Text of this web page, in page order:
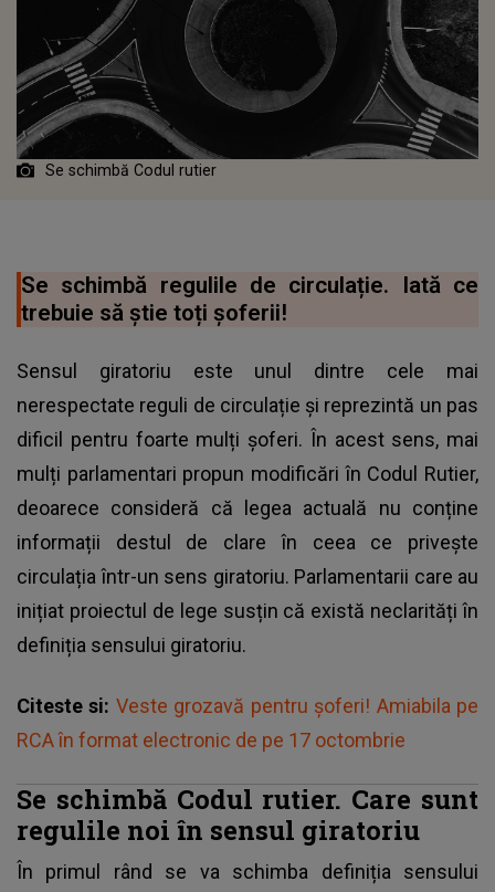
Se schimbă Codul rutier
Se schimbă regulile de circulație. Iată ce
trebuie să știe toți șoferii!
Sensul giratoriu este unul dintre cele mai
nerespectate reguli de circulație și reprezintă un pas
dificil pentru foarte mulți șoferi. În acest sens, mai
mulți parlamentari propun modificări în Codul Rutier,
deoarece consideră că legea actuală nu conține
informații destul de clare în ceea ce privește
circulația într-un sens giratoriu. Parlamentarii care au
inițiat proiectul de lege susțin că există neclarități în
definiția sensului giratoriu.
Citeste si: Veste grozavă pentru șoferi! Amiabila pe
RCA în format electronic de pe 17 octombrie
Se schimbă Codul rutier. Care sunt
regulile noi în sensul giratoriu
În primul rând se va schimba definiția sensului